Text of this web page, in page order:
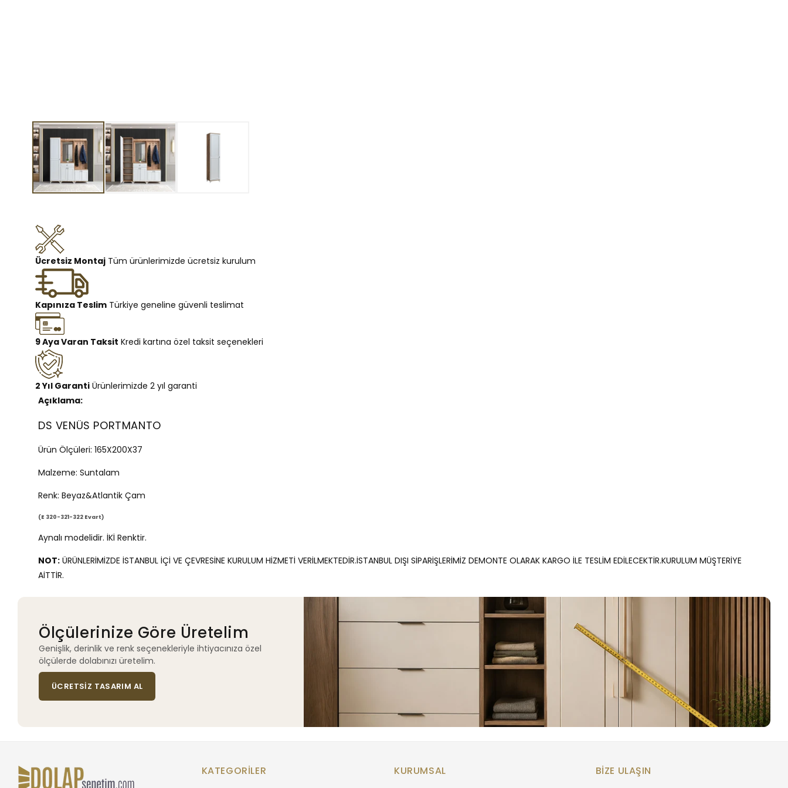
Ücretsiz Montaj Tüm ürünlerimizde ücretsiz kurulum
Kapınıza Teslim Türkiye geneline güvenli teslimat
9 Aya Varan Taksit Kredi kartına özel taksit seçenekleri
2 Yıl Garanti Ürünlerimizde 2 yıl garanti
Açıklama:
DS VENÜS PORTMANTO
Ürün Ölçüleri: 165X200X37
Malzeme: Suntalam
Renk: Beyaz&Atlantik Çam
(E 320-321-322 Evart)
Aynalı modelidir. İKİ Renktir.
NOT: ÜRÜNLERİMİZDE İSTANBUL İÇİ VE ÇEVRESİNE KURULUM HİZMETİ VERİLMEKTEDİR.İSTANBUL DIŞI SİPARİŞLERİMİZ DEMONTE OLARAK KARGO İLE TESLİM EDİLECEKTİR.KURULUM MÜŞTERİYE
AİTTİR.
Ölçülerinize Göre Üretelim
Genişlik, derinlik ve renk seçenekleriyle ihtiyacınıza özel
ölçülerde dolabınızı üretelim.
ÜCRETSIZ TASARIM AL
KATEGORILER KURUMSAL BIZE ULAŞIN